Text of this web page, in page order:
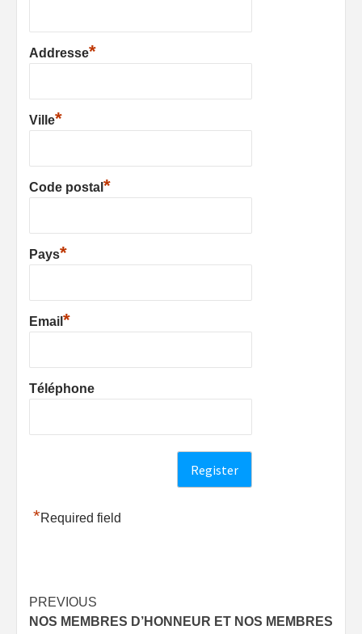
Addresse*
Ville*
Code postal *
Pays*
Email *
Téléphone
*Required field
Post
PREVIOUS
NOS MEMBRES D’HONNEUR ET NOS MEMBRES